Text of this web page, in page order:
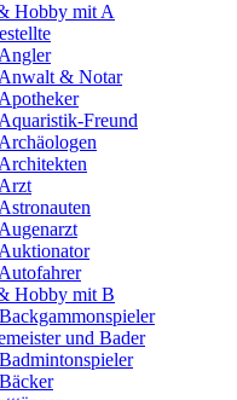
Hobby mit A
& Notar
Freund
Hobby mit B
und Bader